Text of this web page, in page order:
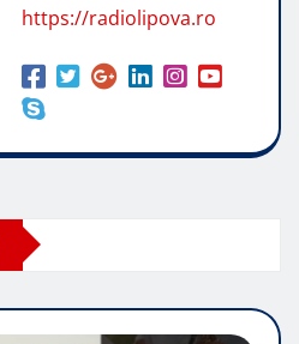
https://radiolipova.ro